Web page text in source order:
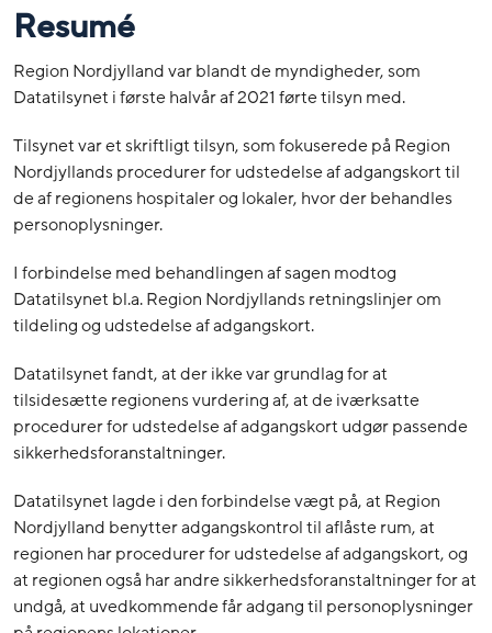
Resumé
Region Nordjylland var blandt de myndigheder, som
Datatilsynet i første halvår af 2021 førte tilsyn med.
Tilsynet var et skriftligt tilsyn, som fokuserede på Region
Nordjyllands procedurer for udstedelse af adgangskort til
de af regionens hospitaler og lokaler, hvor der behandles
personoplysninger.
I forbindelse med behandlingen af sagen modtog
Datatilsynet bl.a. Region Nordjyllands retningslinjer om
tildeling og udstedelse af adgangskort.
Datatilsynet fandt, at der ikke var grundlag for at
tilsidesætte regionens vurdering af, at de iværksatte
procedurer for udstedelse af adgangskort udgør passende
sikkerhedsforanstaltninger.
Datatilsynet lagde i den forbindelse vægt på, at Region
Nordjylland benytter adgangskontrol til aflåste rum, at
regionen har procedurer for udstedelse af adgangskort, og
at regionen også har andre sikkerhedsforanstaltninger for at
undgå, at uvedkommende får adgang til personoplysninger